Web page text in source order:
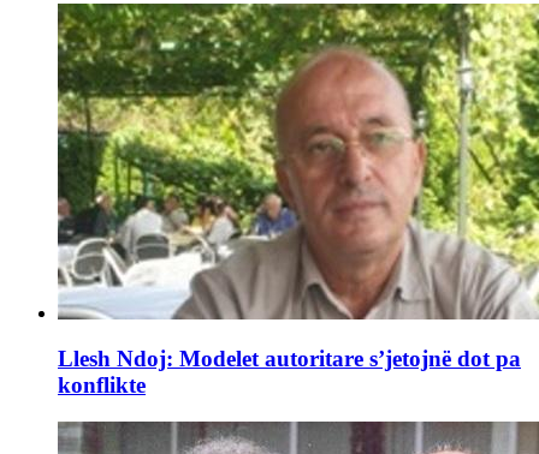
Llesh Ndoj: Modelet autoritare s’jetojnë dot pa
konflikte